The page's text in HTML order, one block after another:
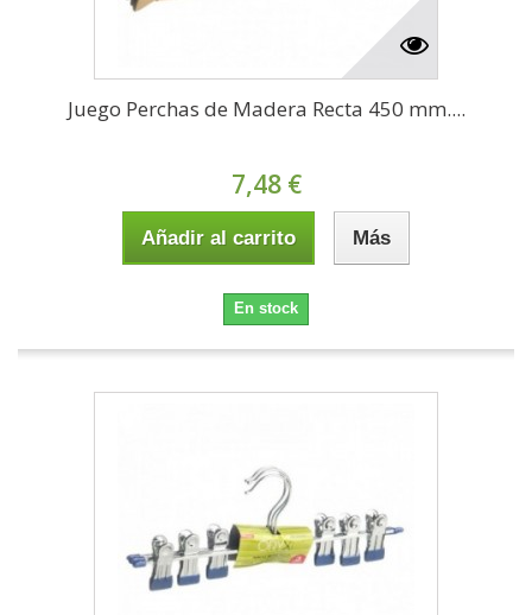
Juego Perchas de Madera Recta 450 mm....
7,48 €
Añadir al carrito Más
En stock